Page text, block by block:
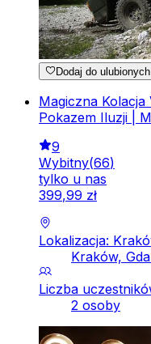
Dodaj do ulubionych
Magiczna
Pokazem Iluzji |
9
Wybitny(66)
tylko u nas
399,99 zł
Lokalizacja:
Kraków,
Liczba
2 osoby